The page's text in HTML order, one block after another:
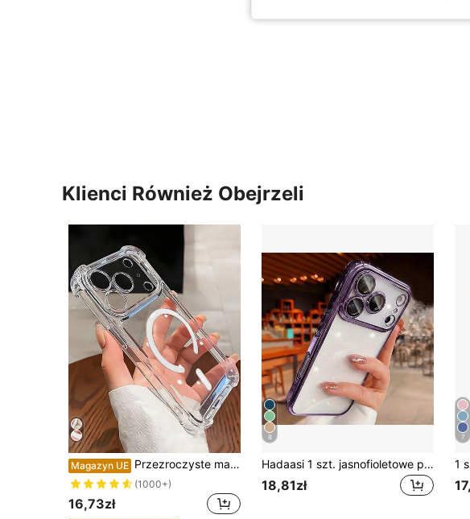
Klienci Również Obejrzeli
Magazyn UE Przezroczyste magnetyczne etui na telefon z magnetyczną adsorpcją, odporne na wstrząsy, kompatybilne z 17 Pro Max/17 Pro/17 Air/17/16 Pro Max/16 Pro/16 Plus/16 E/16/15 Pro Max/15 Pro/15 Plus/15/14 Pro Max/14 Pro/14 Plus/14/13 Pro Max/13/13 Pro/13 Mini/12 Pro Max/12/12 Pro/12 Mini/11/11 Pro/11 Pro Max/Xs/X/Xr/Xs Max/7 Plus/8 Plus/7g/8g, narożniki odporne na wstrząsy, profesjonalny prezent wiosenny na urodziny, powrót do szkoły
(1000+)
16,73zł
8
Hadaasi 1 szt. jasnofioletowe przezroczyste etui na telefon z twardą skorupą, ultra cienkie, z ochroną soczewek odporną na wstrząsy, elektroplakowaną i pyłoszczelną siatką, kompatybilne z Apple 17e/17pro/17promax/17Air/17/16pro/16promax/16plus/16/16E/15pro/15promax/15plus/15/14pro/14promax/14plus/14/13pro/13promax/13/12pro/12promax/11promax/11/XSmax/XR/XS
18,81zł
7